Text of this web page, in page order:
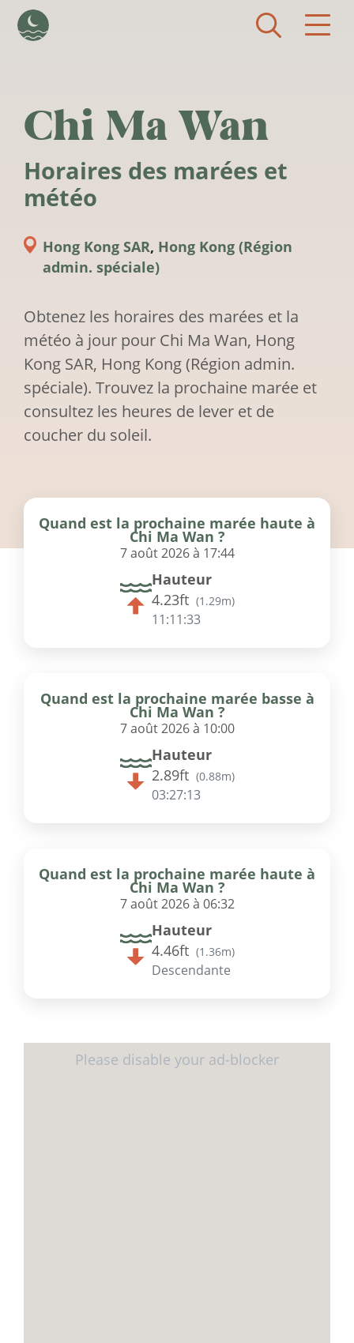
Chi Ma Wan
Horaires des marées et
météo
Hong Kong SAR, Hong Kong (Région
admin. spéciale)
Obtenez les horaires des marées et la
météo à jour pour Chi Ma Wan, Hong
Kong SAR, Hong Kong (Région admin.
spéciale). Trouvez la prochaine marée et
consultez les heures de lever et de
coucher du soleil.
Quand est la prochaine marée haute à
Chi Ma Wan ?
7 août 2026 à 17:44
Hauteur
4.23ft (1.29m)
11:11:33
Quand est la prochaine marée basse à
Chi Ma Wan ?
7 août 2026 à 10:00
Hauteur
2.89ft (0.88m)
03:27:13
Quand est la prochaine marée haute à
Chi Ma Wan ?
7 août 2026 à 06:32
Hauteur
4.46ft (1.36m)
Descendante